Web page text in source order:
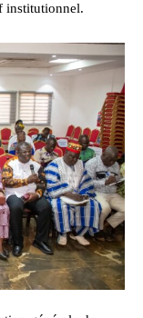
institutionnel.